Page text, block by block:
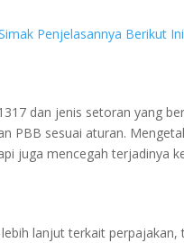
Penjelasannya Berikut
dan jenis setoran yang
PBB sesuai aturan.
juga mencegah terjadinya
lanjut terkait perpajakan,